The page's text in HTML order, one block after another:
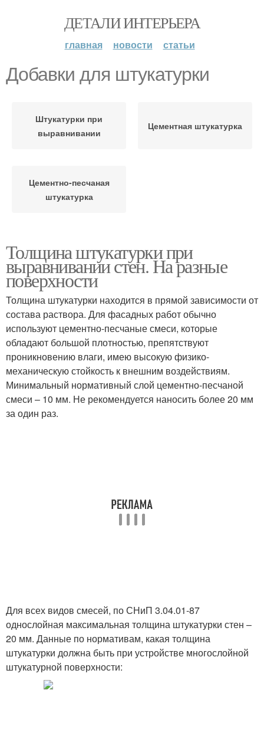
ДЕТАЛИ ИНТЕРЬЕРА
главная новости статьи
Добавки для штукатурки
Штукатурки при
выравнивании
Цементная штукатурка
Цементно-песчаная
штукатурка
Толщина штукатурки при
выравнивании стен. На разные
поверхности
Толщина штукатурки находится в прямой зависимости от
состава раствора. Для фасадных работ обычно
используют цементно-песчаные смеси, которые
обладают большой плотностью, препятствуют
проникновению влаги, имею высокую физико-
механическую стойкость к внешним воздействиям.
Минимальный нормативный слой цементно-песчаной
смеси – 10 мм. Не рекомендуется наносить более 20 мм
за один раз.
Для всех видов смесей, по СНиП 3.04.01-87
однослойная максимальная толщина штукатурки стен –
20 мм. Данные по нормативам, какая толщина
штукатурки должна быть при устройстве многослойной
штукатурной поверхности: